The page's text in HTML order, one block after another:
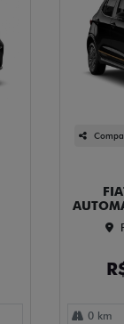
0 km